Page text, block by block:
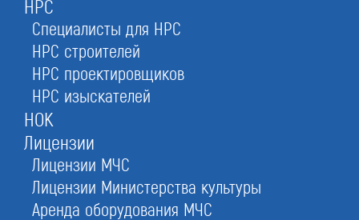
НРС
Специалисты для НРС
НРС строителей
НРС проектировщиков
НРС изыскателей
НОК
Лицензии
Лицензии МЧС
Лицензии Министерства культуры
Аренда оборудования МЧС
Оставьте заявку прямо сейчас
Бесплатная консультация
При отправке данной формы вы соглашаетесь с
1.Оперативно
за 3 дня